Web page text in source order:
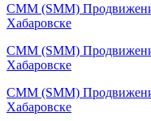
СММ (SMM)
Хабаровске
СММ (SMM)
Хабаровске
СММ (SMM)
Хабаровске